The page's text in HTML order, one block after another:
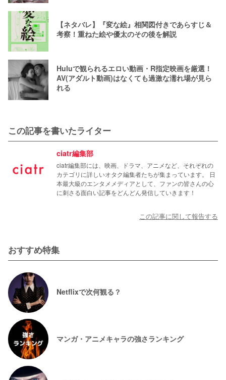
【ネタバレ】『変な絵』相関図付きであらすじ＆
考察！重ねた絵や優太のその後を解説
Huluで観られるエロい動画・R指定映画を厳選！
AV(アダルト動画)はなくても過激な濡れ場が見ら
れる
この記事を書いたライター
ciatr編集部
ciatr編集部には、映画、ドラマ、アニメなど、それぞれの
カテゴリに詳しいオタク編集者たちが集まっています。 日
本最大級のエンタメメディアとして、ファンの皆さんの心
に刺さる面白い記事をどんどん発信していきます！
この記事に関して報告する
おすすめ特集
Netflixで次何観る？
マンガ・アニメキャラの強さランキング